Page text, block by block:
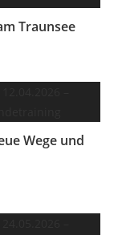
Traunsee
Wege und